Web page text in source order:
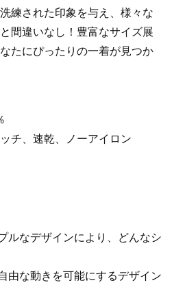
練された印象を与え、様々な
間違いなし！豊富なサイズ展
たにぴったりの一着が見つか
チ、速乾、ノーアイロン
ルなデザインにより、どんなシ
由な動きを可能にするデザイン